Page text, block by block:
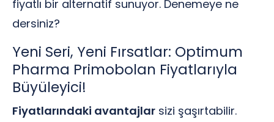
fiyatlı bir alternatif sunuyor. Denemeye ne
dersiniz?
Yeni Seri, Yeni Fırsatlar: Optimum
Pharma Primobolan Fiyatlarıyla
Büyüleyici!
Fiyatlarındaki avantajlar sizi şaşırtabilir.